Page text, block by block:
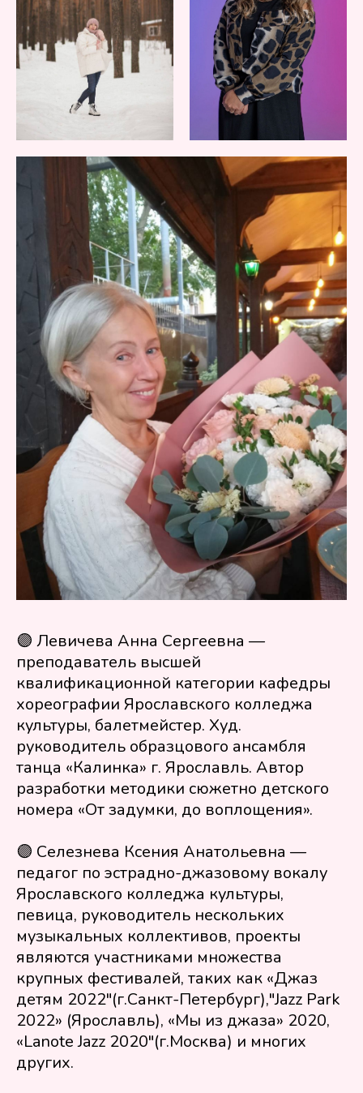
🟣 Левичева Анна Сергеевна —
преподаватель высшей
квалификационной категории кафедры
хореографии Ярославского колледжа
культуры, балетмейстер. Худ.
руководитель образцового ансамбля
танца «Калинка» г. Ярославль. Автор
разработки методики сюжетно детского
номера «От задумки, до воплощения».
🟣 Селезнева Ксения Анатольевна —
педагог по эстрадно-джазовому вокалу
Ярославского колледжа культуры,
певица, руководитель нескольких
музыкальных коллективов, проекты
являются участниками множества
крупных фестивалей, таких как «Джаз
детям 2022"(г.Санкт-Петербург),"Jazz Park
2022» (Ярославль), «Мы из джаза» 2020,
«Lanote Jazz 2020"(г.Москва) и многих
других.
Политика обработки персональных
данных
Пользовательское соглашение
ООО «Фестивальное движение
«Твой путь» — это конкурсы, где
развитие в творчестве!
+7 902 254 87 40
mainscena@yandex.ru
Отправить
Свяжитесь с нами
Или оставьте Ваш номер – мы Вам
перезвоним